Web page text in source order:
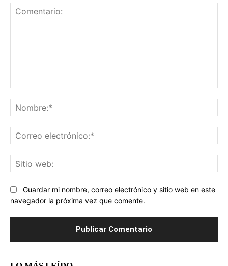
Guardar mi nombre, correo electrónico y sitio web en este
navegador la próxima vez que comente.